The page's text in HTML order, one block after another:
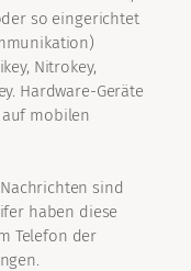
so eingerichtet
Nitrokey,
Hardware-Geräte
mobilen
sind
haben diese
Telefon der